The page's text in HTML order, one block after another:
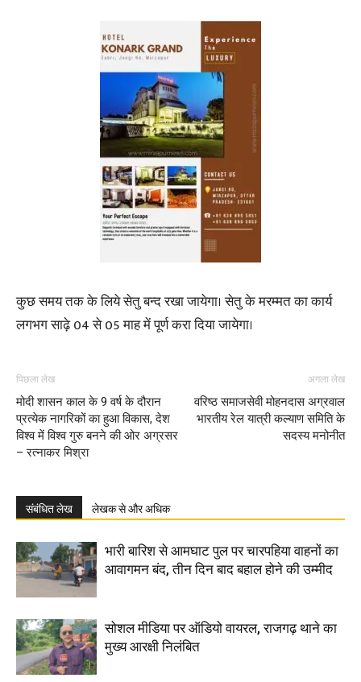
कुछ समय तक के लिये सेतु बन्द रखा जायेगा। सेतु के मरम्मत का कार्य
लगभग साढ़े 04 से 05 माह में पूर्ण करा दिया जायेगा।
पिछला लेख
मोदी शासन काल के 9 वर्ष के दौरान
प्रत्येक नागरिकों का हुआ विकास, देश
विश्व में विश्व गुरु बनने की ओर अग्रसर
– रत्नाकर मिश्रा
अगला लेख
वरिष्ठ समाजसेवी मोहनदास अग्रवाल
भारतीय रेल यात्री कल्याण समिति के
सदस्य मनोनीत
संबंधित लेख लेखक से और अधिक
भारी बारिश से आमघाट पुल पर चारपहिया वाहनों का
आवागमन बंद, तीन दिन बाद बहाल होने की उम्मीद
सोशल मीडिया पर ऑडियो वायरल, राजगढ़ थाने का
मुख्य आरक्षी निलंबित